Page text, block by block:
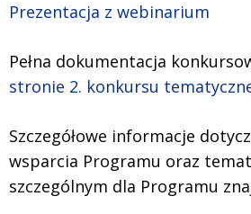
Prezentacja z webinarium
Pełna dokumentacja
stronie 2. konkursu
Szczegółowe informacje
wsparcia Programu oraz
szczególnym dla Programu